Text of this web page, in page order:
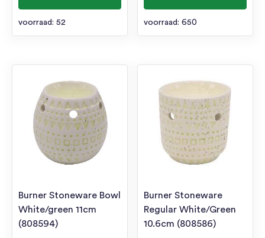
voorraad: 52 voorraad: 650
Burner Stoneware Bowl
White/green 11cm
(808594)
Burner Stoneware
Regular White/Green
10.6cm (808586)